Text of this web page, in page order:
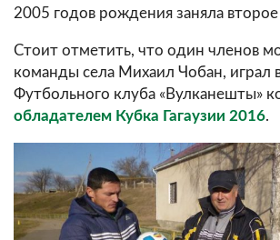
2005 годов рождения заняла
Стоит отметить, что один членов
команды села Михаил Чобан, играл
Футбольного клуба «Вулканешты»
обладателем Кубка Гагаузии 2016.